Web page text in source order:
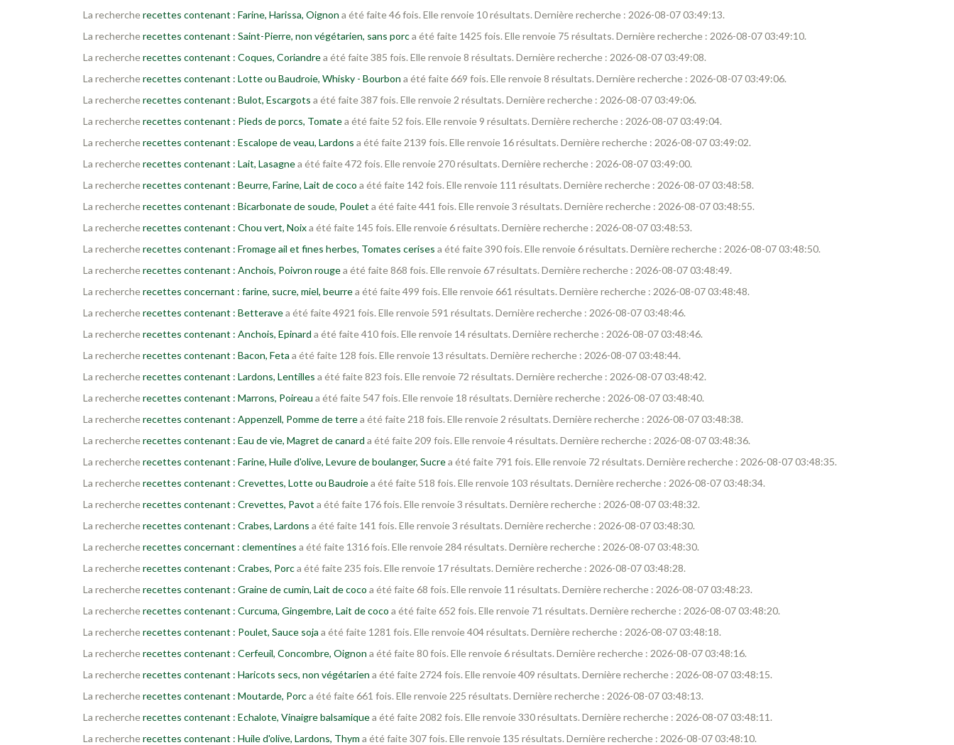
La rechercherecettes contenant : Farine, Harissa, Oignon a été faite 46 fois. Elle renvoie 10 résultats. Dernière recherche : 2026-08-07 03:49:13.
La rechercherecettes contenant : Saint-Pierre, non végétarien, sans porca été faite 1425 fois. Elle renvoie 75 résultats. Dernière recherche : 2026-08-07 03:49:10.
La rechercherecettes contenant : Coques, Coriandrea été faite 385 fois. Elle renvoie 8 résultats. Dernière recherche : 2026-08-07 03:49:08.
La rechercherecettes contenant : Lotte ou Baudroie, Whisky - Bourbon a été faite 669 fois. Elle renvoie 8 résultats. Dernière recherche : 2026-08-07 03:49:06.
La rechercherecettes contenant : Bulot, Escargots a été faite 387 fois. Elle renvoie 2 résultats. Dernière recherche : 2026-08-07 03:49:06.
La rechercherecettes contenant : Pieds de porcs, Tomatea été faite 52 fois. Elle renvoie 9 résultats. Dernière recherche : 2026-08-07 03:49:04.
La rechercherecettes contenant : Escalope de veau, Lardons a été faite 2139 fois. Elle renvoie 16 résultats. Dernière recherche : 2026-08-07 03:49:02.
La rechercherecettes contenant : Lait, Lasagnea été faite 472 fois. Elle renvoie 270 résultats. Dernière recherche : 2026-08-07 03:49:00.
La rechercherecettes contenant : Beurre, Farine, Lait de coco a été faite 142 fois. Elle renvoie 111 résultats. Dernière recherche : 2026-08-07 03:48:58.
La rechercherecettes contenant : Bicarbonate de soude, Poulet a été faite 441 fois. Elle renvoie 3 résultats. Dernière recherche : 2026-08-07 03:48:55.
La rechercherecettes contenant : Chou vert, Noixa été faite 145 fois. Elle renvoie 6 résultats. Dernière recherche : 2026-08-07 03:48:53.
La rechercherecettes contenant : Fromage ail et fines herbes, Tomates cerises a été faite 390 fois. Elle renvoie 6 résultats. Dernière recherche : 2026-08-07 03:48:50.
La rechercherecettes contenant : Anchois, Poivron rougea été faite 868 fois. Elle renvoie 67 résultats. Dernière recherche : 2026-08-07 03:48:49.
La rechercherecettes concernant : farine, sucre, miel, beurrea été faite 499 fois. Elle renvoie 661 résultats. Dernière recherche : 2026-08-07 03:48:48.
La rechercherecettes contenant : Betteravea été faite 4921 fois. Elle renvoie 591 résultats. Dernière recherche : 2026-08-07 03:48:46.
La rechercherecettes contenant : Anchois, Epinard a été faite 410 fois. Elle renvoie 14 résultats. Dernière recherche : 2026-08-07 03:48:46.
La rechercherecettes contenant : Bacon, Feta a été faite 128 fois. Elle renvoie 13 résultats. Dernière recherche : 2026-08-07 03:48:44.
La rechercherecettes contenant : Lardons, Lentilles a été faite 823 fois. Elle renvoie 72 résultats. Dernière recherche : 2026-08-07 03:48:42.
La rechercherecettes contenant : Marrons, Poireau a été faite 547 fois. Elle renvoie 18 résultats. Dernière recherche : 2026-08-07 03:48:40.
La rechercherecettes contenant : Appenzell, Pomme de terrea été faite 218 fois. Elle renvoie 2 résultats. Dernière recherche : 2026-08-07 03:48:38.
La rechercherecettes contenant : Eau de vie, Magret de canard a été faite 209 fois. Elle renvoie 4 résultats. Dernière recherche : 2026-08-07 03:48:36.
La rechercherecettes contenant : Farine, Huile d'olive, Levure de boulanger, Sucrea été faite 791 fois. Elle renvoie 72 résultats. Dernière recherche : 2026-08-07 03:48:35.
La rechercherecettes contenant : Crevettes, Lotte ou Baudroiea été faite 518 fois. Elle renvoie 103 résultats. Dernière recherche : 2026-08-07 03:48:34.
La rechercherecettes contenant : Crevettes, Pavot a été faite 176 fois. Elle renvoie 3 résultats. Dernière recherche : 2026-08-07 03:48:32.
La rechercherecettes contenant : Crabes, Lardons a été faite 141 fois. Elle renvoie 3 résultats. Dernière recherche : 2026-08-07 03:48:30.
La rechercherecettes concernant : clementines a été faite 1316 fois. Elle renvoie 284 résultats. Dernière recherche : 2026-08-07 03:48:30.
La rechercherecettes contenant : Crabes, Porca été faite 235 fois. Elle renvoie 17 résultats. Dernière recherche : 2026-08-07 03:48:28.
La rechercherecettes contenant : Graine de cumin, Lait de coco a été faite 68 fois. Elle renvoie 11 résultats. Dernière recherche : 2026-08-07 03:48:23.
La rechercherecettes contenant : Curcuma, Gingembre, Lait de coco a été faite 652 fois. Elle renvoie 71 résultats. Dernière recherche : 2026-08-07 03:48:20.
La rechercherecettes contenant : Poulet, Sauce soja a été faite 1281 fois. Elle renvoie 404 résultats. Dernière recherche : 2026-08-07 03:48:18.
La rechercherecettes contenant : Cerfeuil, Concombre, Oignon a été faite 80 fois. Elle renvoie 6 résultats. Dernière recherche : 2026-08-07 03:48:16.
La rechercherecettes contenant : Haricots secs, non végétarien a été faite 2724 fois. Elle renvoie 409 résultats. Dernière recherche : 2026-08-07 03:48:15.
La rechercherecettes contenant : Moutarde, Porca été faite 661 fois. Elle renvoie 225 résultats. Dernière recherche : 2026-08-07 03:48:13.
La rechercherecettes contenant : Echalote, Vinaigre balsamiquea été faite 2082 fois. Elle renvoie 330 résultats. Dernière recherche : 2026-08-07 03:48:11.
La rechercherecettes contenant : Huile d'olive, Lardons, Thym a été faite 307 fois. Elle renvoie 135 résultats. Dernière recherche : 2026-08-07 03:48:10.